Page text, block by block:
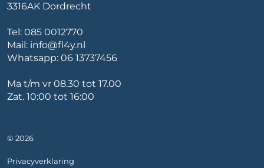
3316AK Dordrecht
Tel: 085 0012770
Mail: info@fl4y.nl
Whatsapp: 06 13737456
Ma t/m vr 08.30 tot 17.00
Zat. 10:00 tot 16:00
© 2026
Privacyverklaring